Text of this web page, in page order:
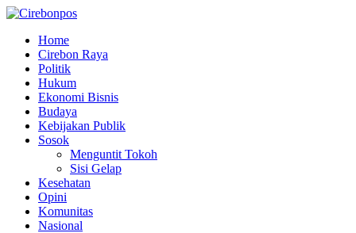
Home
Cirebon Raya
Politik
Hukum
Ekonomi Bisnis
Budaya
Kebijakan Publik
Sosok
Menguntit Tokoh
Sisi Gelap
Kesehatan
Opini
Komunitas
Nasional